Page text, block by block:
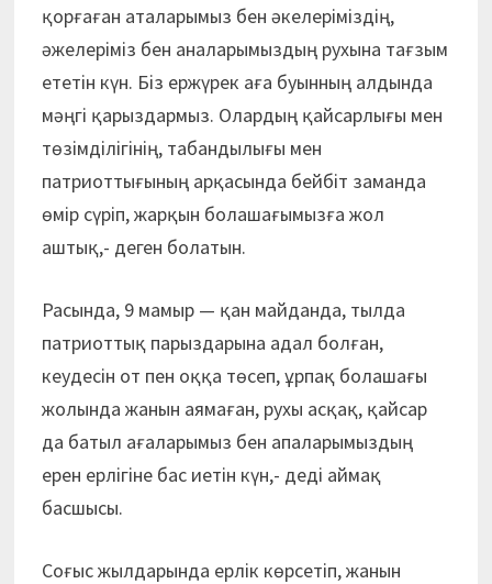
қорғаған аталарымыз бен әкелеріміздің,
әжелеріміз бен аналарымыздың рухына тағзым
ететін күн. Біз ержүрек аға буынның алдында
мәңгі қарыздармыз. Олардың қайсарлығы мен
төзімділігінің, табандылығы мен
патриоттығының арқасында бейбіт заманда
өмір сүріп, жарқын болашағымызға жол
аштық,- деген болатын.
Расында, 9 мамыр — қан майданда, тылда
патриоттық парыздарына адал болған,
кеудесін от пен оққа төсеп, ұрпақ болашағы
жолында жанын аямаған, рухы асқақ, қайсар
да батыл ағаларымыз бен апаларымыздың
ерен ерлігіне бас иетін күн,- деді аймақ
басшысы.
Соғыс жылдарында ерлік көрсетіп, жанын